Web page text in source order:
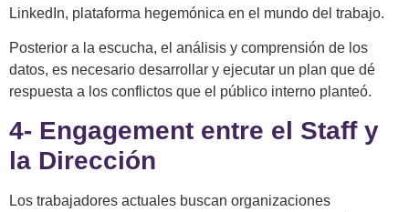
LinkedIn, plataforma hegemónica en el mundo del trabajo.
Posterior a la escucha, el análisis y comprensión de los
datos, es necesario desarrollar y ejecutar un plan que dé
respuesta a los conflictos que el público interno planteó.
4- Engagement entre el Staff y
la Dirección
Los trabajadores actuales buscan organizaciones